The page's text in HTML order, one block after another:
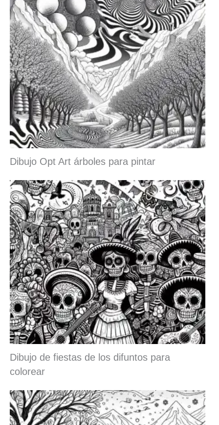
Dibujo Opt Art árboles para pintar
Dibujo de fiestas de los difuntos para
colorear